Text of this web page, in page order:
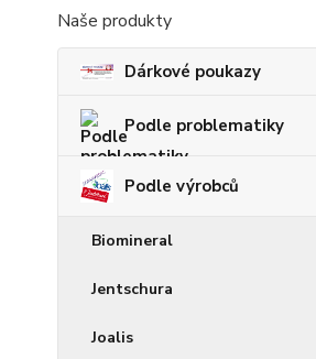
Naše produkty
Dárkové poukazy
Podle problematiky
Podle výrobců
Biomineral
Jentschura
Joalis